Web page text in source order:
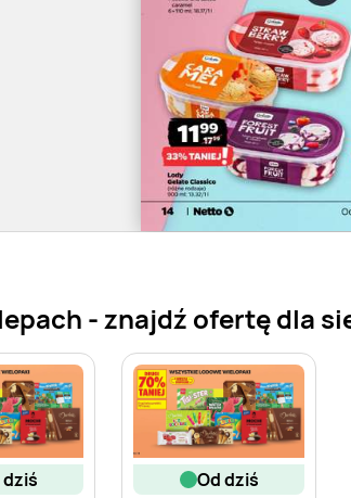
- znajdź ofertę dla
dziś
od dziś